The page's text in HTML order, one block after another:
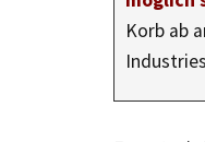
Korb ab